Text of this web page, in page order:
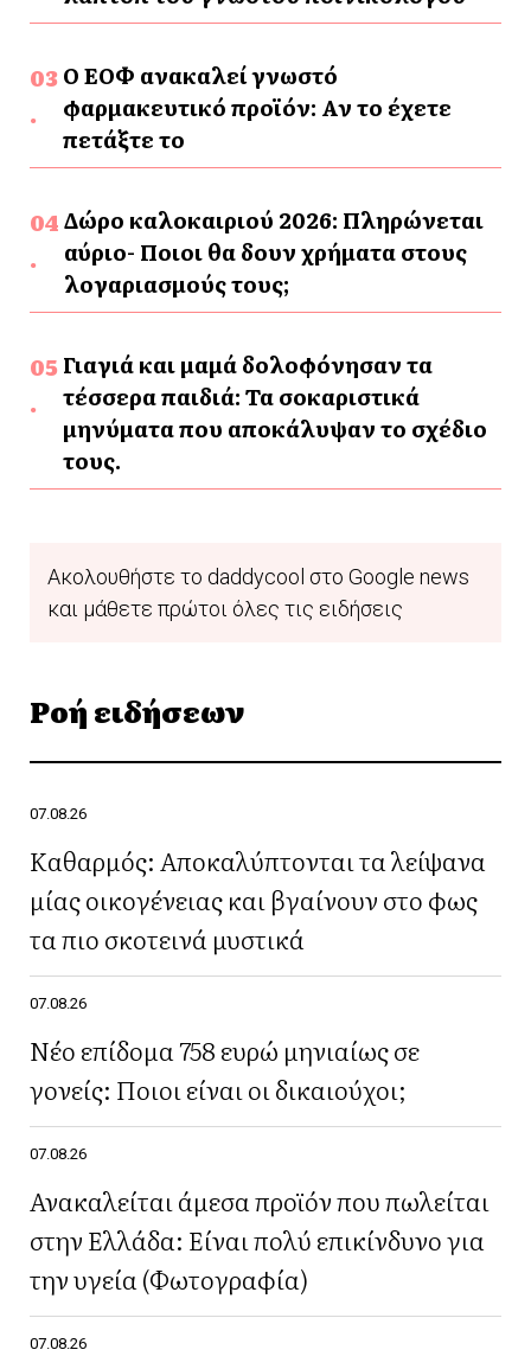
Ο ΕΟΦ ανακαλεί γνωστό
φαρμακευτικό προϊόν: Αν το έχετε
πετάξτε το
Δώρο καλοκαιριού 2026: Πληρώνεται
αύριο- Ποιοι θα δουν χρήματα στους
λογαριασμούς τους;
Γιαγιά και μαμά δολοφόνησαν τα
τέσσερα παιδιά: Τα σοκαριστικά
μηνύματα που αποκάλυψαν το σχέδιο
τους.
Ακολουθήστε το daddycool στο Google news
και μάθετε πρώτοι όλες τις ειδήσεις
Ροή ειδήσεων
07.08.26
Καθαρμός: Αποκαλύπτονται τα λείψανα
μίας οικογένειας και βγαίνουν στο φως
τα πιο σκοτεινά μυστικά
07.08.26
Νέο επίδομα 758 ευρώ μηνιαίως σε
γονείς: Ποιοι είναι οι δικαιούχοι;
07.08.26
Ανακαλείται άμεσα προϊόν που πωλείται
στην Ελλάδα: Είναι πολύ επικίνδυνο για
την υγεία (Φωτογραφία)
07.08.26